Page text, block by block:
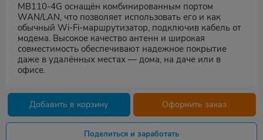
MB110-4G оснащён комбинированным портом
WAN/LAN, что позволяет использовать его и как
обычный Wi-Fi-маршрутизатор, подключив кабель от
модема. Высокое качество антенн и широкая
совместимость обеспечивают надежное покрытие
даже в удалённых местах — дома, на даче или в
офисе.
Добавить в корзину Оформить заказ
Поделиться и заработать